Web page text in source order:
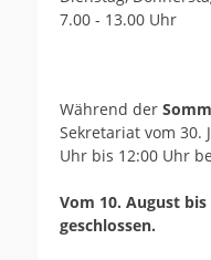
7.00 - 13.00 Uhr
Während der
Sekretariat vom 30.
Uhr bis 12:00 Uhr
Vom 10. August
geschlossen.